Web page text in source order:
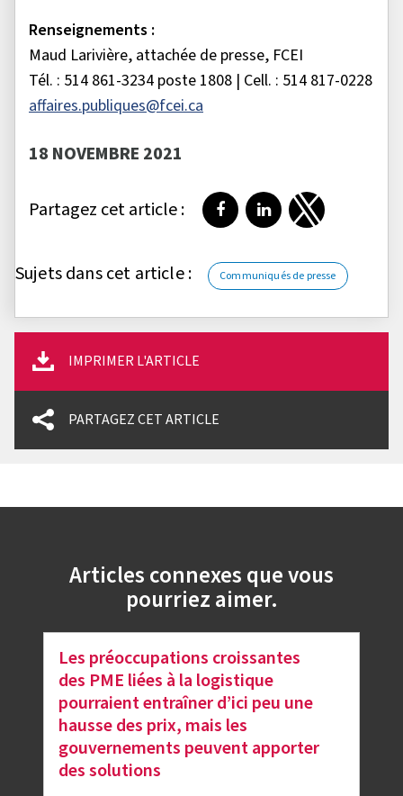
Renseignements :
Maud Larivière, attachée de presse, FCEI
Tél. : 514 861-3234 poste 1808 | Cell. : 514 817-0228
affaires.publiques@fcei.ca
18 NOVEMBRE 2021
Partagez cet article : Partager sur Facebook
Partager surPartager sur
Sujets dans cet article : Communiqués de presse
IMPRIMER L'ARTICLE
PARTAGEZ CET ARTICLE
Articles connexes que vous
pourriez aimer.
Les préoccupations croissantes
des PME liées à la logistique
pourraient entraîner d’ici peu une
hausse des prix, mais les
gouvernements peuvent apporter
des solutions